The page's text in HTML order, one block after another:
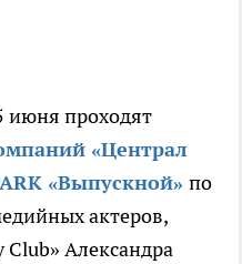
июня проходят
«Централ
«Выпускной» по
актеров,
Александра